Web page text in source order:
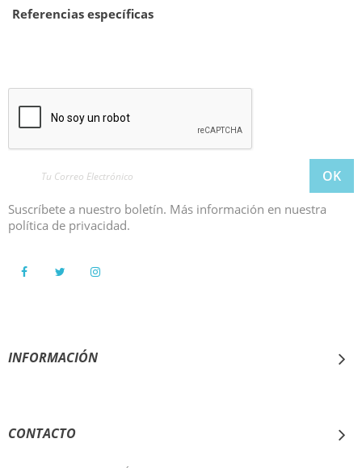
Referencias específicas
Suscríbete a nuestro boletín. Más información en nuestra
política de privacidad.
INFORMACIÓN
CONTACTO